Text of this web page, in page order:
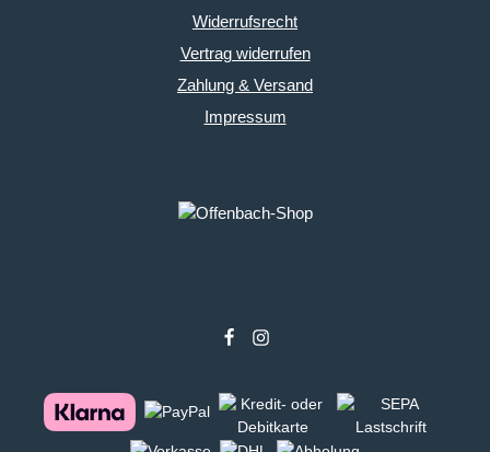
Widerrufsrecht
Vertrag widerrufen
Zahlung & Versand
Impressum